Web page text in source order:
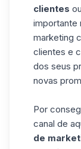
clientes ou
importante
marketing
clientes e
dos seus
novas
Por
canal de
de